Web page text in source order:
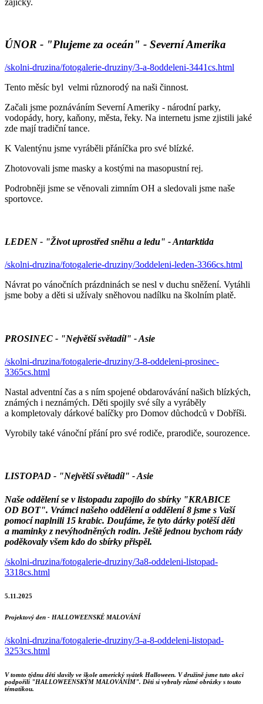
ÚNOR - "Plujeme za oceán" - Severní Amerika
/skolni-druzina/fotogalerie-druziny/3-a-8oddeleni-3441cs.html
Tento měsíc byl velmi různorodý na naši činnost.
Začali jsme poznáváním Severní Ameriky - národní parky,
vodopády, hory, kaňony, města, řeky. Na internetu jsme zjistili jaké
zde mají tradiční tance.
K Valentýnu jsme vyráběli přáníčka pro své blízké.
Zhotovovali jsme masky a kostými na masopustní rej.
Podrobněji jsme se věnovali zimním OH a sledovali jsme naše
sportovce.
LEDEN - "Život uprostřed sněhu a ledu" - Antarktida
/skolni-druzina/fotogalerie-druziny/3oddeleni-leden-3366cs.html
Návrat po vánočních prázdninách se nesl v duchu sněžení. Vytáhli
jsme boby a děti si užívaly sněhovou nadílku na školním platě.
PROSINEC - "Největší světadíl" - Asie
/skolni-druzina/fotogalerie-druziny/3-8-oddeleni-prosinec-
3365cs.html
Nastal adventní čas a s ním spojené obdarovávání našich blízkých,
známých i neznámých. Děti spojily své síly a vyráběly
a kompletovaly dárkové balíčky pro Domov důchodců v Dobříši.
Vyrobily také vánoční přání pro své rodiče, prarodiče, sourozence.
LISTOPAD - "Největší světadíl" - Asie
Naše oddělení se v listopadu zapojilo do sbírky "KRABICE
OD BOT". Vrámci našeho oddělení a oddělení 8 jsme s Vaší
pomocí naplnili 15 krabic. Doufáme, že tyto dárky potěší děti
a maminky z nevýhodněných rodin. Ještě jednou bychom rády
poděkovaly všem kdo do sbírky přispěl.
/skolni-druzina/fotogalerie-druziny/3a8-oddeleni-listopad-
3318cs.html
5.11.2025
Projektový den - HALLOWEENSKÉ MALOVÁNÍ
/skolni-druzina/fotogalerie-druziny/3-a-8-oddeleni-listopad-
3253cs.html
V tomto týdnu děti slavily ve škole americký svátek Halloween. V družině jsme tuto akci
podpořili "HALLOWEENSKÝM MALOVÁNÍM". Děti si vybraly různé obrázky s touto
tématikou.